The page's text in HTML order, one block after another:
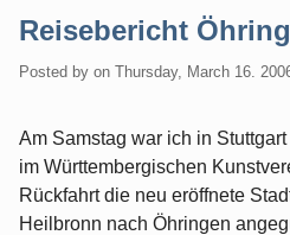
Reisebericht
Posted by on Thursday, March 16.
Am Samstag war ich in
im Württembergischen
Rückfahrt die neu eröffnete
Heilbronn nach Öhringen